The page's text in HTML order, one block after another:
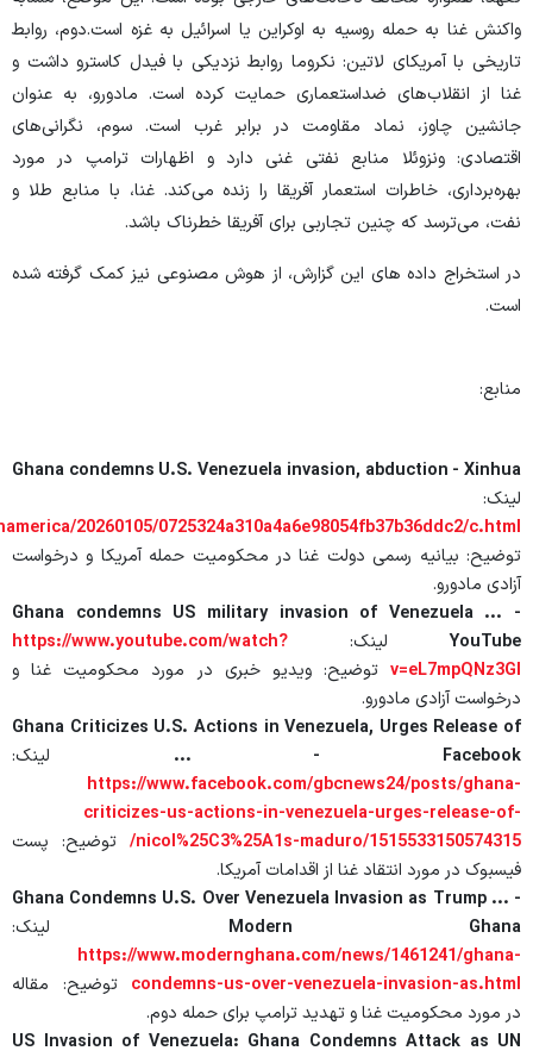
واکنش غنا به حمله روسیه به اوکراین یا اسرائیل به غزه است.دوم، روابط
تاریخی با آمریکای لاتین: نکروما روابط نزدیکی با فیدل کاسترو داشت و
غنا از انقلاب‌های ضداستعماری حمایت کرده است. مادورو، به عنوان
جانشین چاوز، نماد مقاومت در برابر غرب است. سوم، نگرانی‌های
اقتصادی: ونزوئلا منابع نفتی غنی دارد و اظهارات ترامپ در مورد
بهره‌برداری، خاطرات استعمار آفریقا را زنده می‌کند. غنا، با منابع طلا و
نفت، می‌ترسد که چنین تجاربی برای آفریقا خطرناک باشد.
در استخراج داده های این گزارش، از هوش مصنوعی نیز کمک گرفته شده
است.
منابع:
Ghana condemns U.S. Venezuela invasion, abduction - Xinhua
لینک:
20260105/0725324a310a4a6e98054fb37b36ddc2/c.html
توضیح: بیانیه رسمی دولت غنا در محکومیت حمله آمریکا و درخواست
آزادی مادورو.
Ghana condemns US military invasion of Venezuela ... -
YouTubeلینک: https://www.youtube.com/watch?
v=eL7mpQNz3GI توضیح: ویدیو خبری در مورد محکومیت غنا و
درخواست آزادی مادورو.
Ghana Criticizes U.S. Actions in Venezuela, Urges Release of
... - Facebook لینک:
https://www.facebook.com/gbcnews24/posts/ghana-
criticizes-us-actions-in-venezuela-urges-release-of-
nicol%25C3%25A1s-maduro/1515533150574315/
توضیح: پست
فیسبوک در مورد انتقاد غنا از اقدامات آمریکا.
Ghana Condemns U.S. Over Venezuela Invasion as Trump ... -
Modern Ghana لینک:
https://www.modernghana.com/news/1461241/ghana-
condemns-us-over-venezuela-invasion-as.html توضیح: مقاله
در مورد محکومیت غنا و تهدید ترامپ برای حمله دوم.
US Invasion of Venezuela: Ghana Condemns Attack as UN